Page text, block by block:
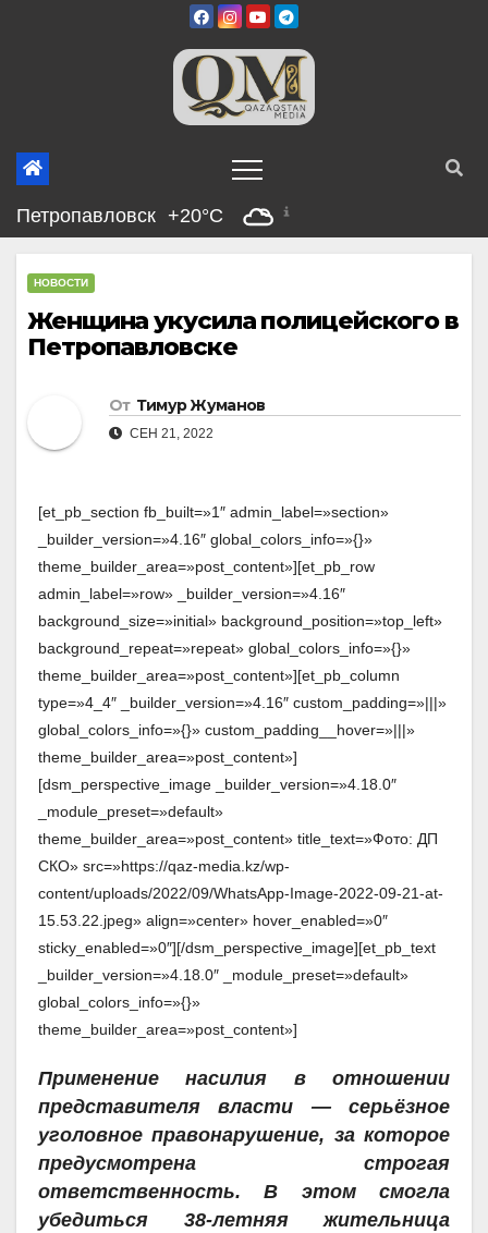
Петропавловск +20°C
НОВОСТИ
Женщина укусила полицейского в
Петропавловске
От Тимур Жуманов
СЕН 21, 2022
[et_pb_section fb_built=»1″ admin_label=»section»
_builder_version=»4.16″ global_colors_info=»{}»
theme_builder_area=»post_content»][et_pb_row
admin_label=»row» _builder_version=»4.16″
background_size=»initial» background_position=»top_left»
background_repeat=»repeat» global_colors_info=»{}»
theme_builder_area=»post_content»][et_pb_column
type=»4_4″ _builder_version=»4.16″ custom_padding=»|||»
global_colors_info=»{}» custom_padding__hover=»|||»
theme_builder_area=»post_content»]
[dsm_perspective_image _builder_version=»4.18.0″
_module_preset=»default»
theme_builder_area=»post_content» title_text=»Фото: ДП
СКО» src=»https://qaz-media.kz/wp-
content/uploads/2022/09/WhatsApp-Image-2022-09-21-at-
15.53.22.jpeg» align=»center» hover_enabled=»0″
sticky_enabled=»0″][/dsm_perspective_image][et_pb_text
_builder_version=»4.18.0″ _module_preset=»default»
global_colors_info=»{}»
theme_builder_area=»post_content»]
Применение насилия в отношении
представителя власти — серьёзное
уголовное правонарушение, за которое
предусмотрена строгая
ответственность. В этом смогла
убедиться 38-летняя жительница